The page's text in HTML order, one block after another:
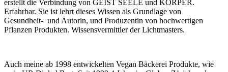
erstellt die Verbindung von GEIST SEELE und KÖRPER.
Erfahrbar. Sie ist lehrt dieses Wissen als Grundlage von
Gesundheit- und Autorin, und Produzentin von hochwertigen
Pflanzen Produkten. Wissensvermittler der Lichtmasters.
Auch meine ab 1998 entwickelten Vegan Bäckerei Produkte, wie